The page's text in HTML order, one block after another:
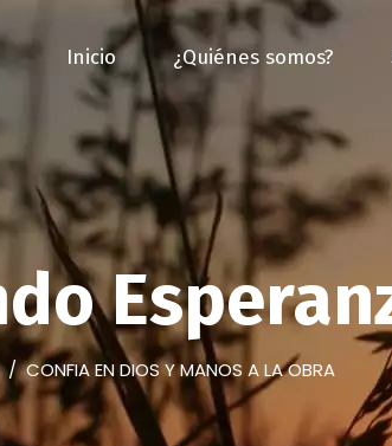
Inicio ¿Quiénes somos?
/CONFIA EN DIOS Y MANOS A LA OBRA